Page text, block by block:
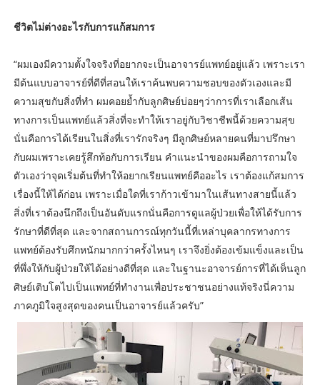
ชีวิตไม่ต่างอะไรกับการแก้สมการ
“ผมเองมีความตั้งใจจริงที่อยากจะเป็นอาจารย์แพทย์อยู่แล้ว เพราะเรา
มีต้นแบบอาจารย์ที่ดีที่สอนให้เราค้นพบความชอบของตัวเองและมี
ความสุขกับสิ่งที่ทำ ผมคอยย้ำกับลูกศิษย์บ่อยๆว่าการที่เราเลือกเส้น
ทางการเป็นแพทย์แล้วสิ่งที่จะทำให้เราอยู่กับวิชาชีพนี้ด้วยความสุข
นั่นคือการได้เรียนในสิ่งที่เรารักจริงๆ มีลูกศิษย์หลายคนที่มาปรึกษา
กับผมเพราะเคยรู้สึกท้อกับการเรียน คำแนะนำของผมคือการถามใจ
ตัวเองว่าจุดเริ่มต้นที่ทำให้อยากเรียนแพทย์คืออะไร เราต้องแก้สมการ
เรื่องนี้ให้ได้ก่อน เพราะเมื่อใดที่เราก้าวเข้ามาในเส้นทางสายนี้แล้ว
สิ่งที่เราต้องนึกถึงเป็นอันดับแรกนั่นคือการดูแลผู้ป่วยเพื่อให้ได้รับการ
รักษาที่ดีที่สุด และจากสถานการณ์ทุกวันนี้ที่เหล่าบุคลากรทางการ
แพทย์ต้องรับศึกหนักมากกว่าครั้งไหนๆ เราจึงยิ่งต้องเข้มแข็งและเป็น
ที่พึ่งให้กับผู้ป่วยให้ได้อย่างดีที่สุด และในฐานะอาจารย์การที่ได้เห็นลูก
ศิษย์เติบโตไปเป็นแพทย์ที่ทำงานเพื่อประชาชนอย่างแท้จริงนี่ความ
ภาคภูมิใจสูงสุดของคนเป็นอาจารย์แล้วครับ”